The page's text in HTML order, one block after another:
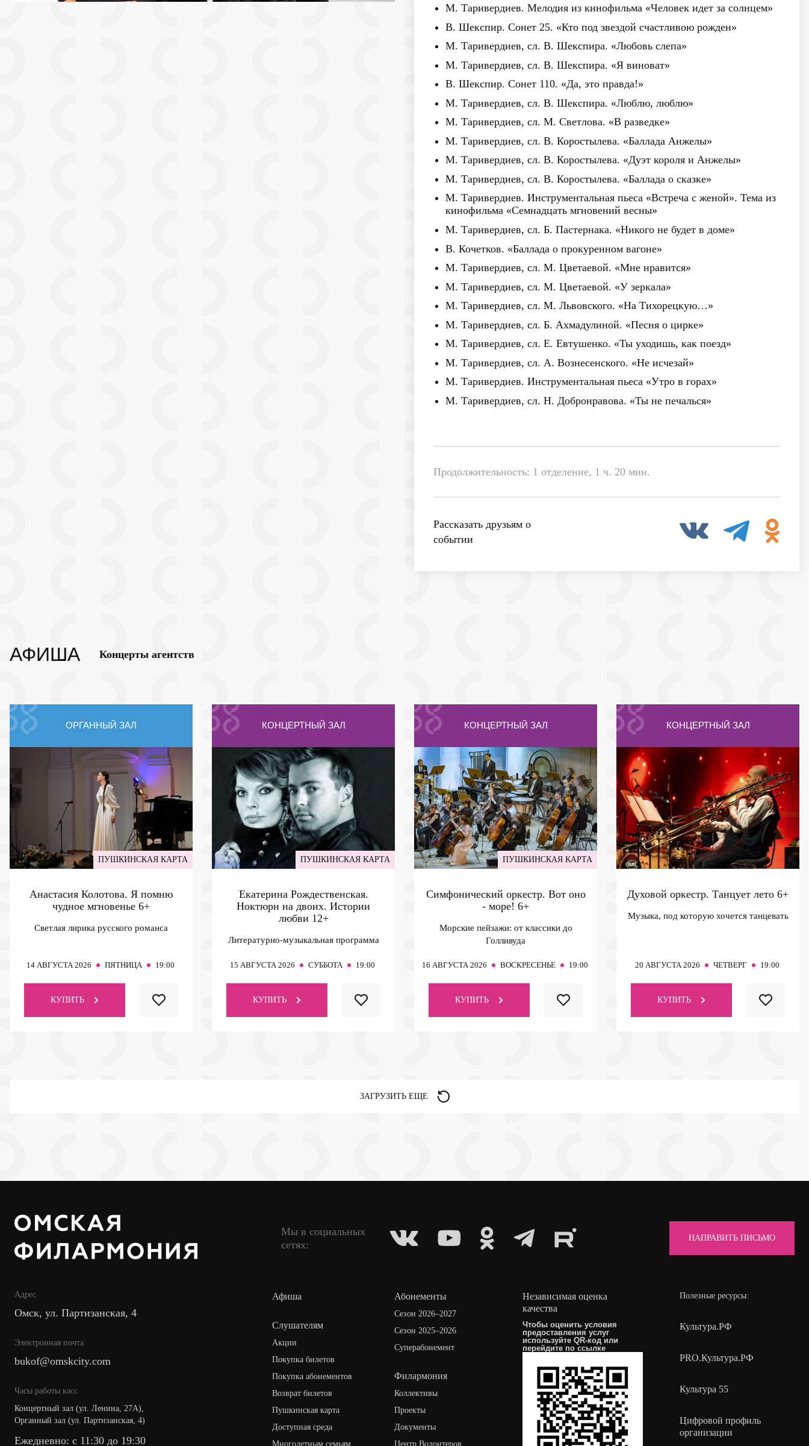
М. Таривердиев. Мелодия из кинофильма «Человек идет за солнцем»
В. Шекспир. Сонет 25. «Кто под звездой счастливою рожден»
М. Таривердиев, сл. В. Шекспира. «Любовь слепа»
М. Таривердиев, сл. В. Шекспира. «Я виноват»
В. Шекспир. Сонет 110. «Да, это правда!»
М. Таривердиев, сл. В. Шекспира. «Люблю, люблю»
М. Таривердиев, сл. М. Светлова. «В разведке»
М. Таривердиев, сл. В. Коростылева. «Баллада Анжелы»
М. Таривердиев, сл. В. Коростылева. «Дуэт короля и Анжелы»
М. Таривердиев, сл. В. Коростылева. «Баллада о сказке»
М. Таривердиев. Инструментальная пьеса «Встреча с женой». Тема из
кинофильма «Семнадцать мгновений весны»
М. Таривердиев, сл. Б. Пастернака. «Никого не будет в доме»
В. Кочетков. «Баллада о прокуренном вагоне»
М. Таривердиев, сл. М. Цветаевой. «Мне нравится»
М. Таривердиев, сл. М. Цветаевой. «У зеркала»
М. Таривердиев, сл. М. Львовского. «На Тихорецкую…»
М. Таривердиев, сл. Б. Ахмадулиной. «Песня о цирке»
М. Таривердиев, сл. Е. Евтушенко. «Ты уходишь, как поезд»
М. Таривердиев, сл. А. Вознесенского. «Не исчезай»
М. Таривердиев. Инструментальная пьеса «Утро в горах»
М. Таривердиев, сл. Н. Добронравова. «Ты не печалься»
Продолжительность: 1 отделение, 1 ч. 20 мин.
Рассказать друзьям о
событии
АФИША Концерты агентств
ОРГАННЫЙ ЗАЛ
ПУШКИНСКАЯ КАРТА
Анастасия Колотова. Я помню
чудное мгновенье 6+
Светлая лирика русского романса
14 АВГУСТА 2026 ПЯТНИЦА 19:00
КУПИТЬ
КОНЦЕРТНЫЙ ЗАЛ
ПУШКИНСКАЯ КАРТА
Екатерина Рождественская.
Ноктюрн на двоих. Истории
любви 12+
Литературно-музыкальная программа
15 АВГУСТА 2026 СУББОТА 19:00
КУПИТЬ
КОНЦЕРТНЫЙ ЗАЛ
ПУШКИНСКАЯ КАРТА
Симфонический оркестр. Вот оно
- море! 6+
Морские пейзажи: от классики до
Голливуда
16 АВГУСТА 2026 ВОСКРЕСЕНЬЕ 19:00
КУПИТЬ
КОНЦЕРТНЫЙ ЗАЛ
Духовой оркестр. Танцует лето 6+
Музыка, под которую хочется танцевать
20 АВГУСТА 2026 ЧЕТВЕРГ 19:00
КУПИТЬ
ЗАГРУЗИТЬ ЕЩЕ
Мы в социальных
сетях:
НАПРАВИТЬ ПИСЬМО
Адрес
Омск, ул. Партизанская, 4
Электронная почта
bukof@omskcity.com
Часы работы касс
Концертный зал (ул. Ленина, 27А),
Органный зал (ул. Партизанская, 4)
Ежедневно: с 11:30 до 19:30
Афиша
Слушателям
Акции
Покупка билетов
Покупка абонементов
Возврат билетов
Пушкинская карта
Доступная среда
Многодетным семьям
Абонементы
Сезон 2026–2027
Сезон 2025–2026
Суперабонемент
Филармония
Коллективы
Проекты
Документы
Центр Волонтеров
Независимая оценка
качества
Чтобы оценить условия
предоставления услуг
используйте QR-код или
перейдите поссылке
Полезные ресурсы:
Культура.РФ
PRO.Культура.РФ
Культура 55
Цифровой профиль
организации